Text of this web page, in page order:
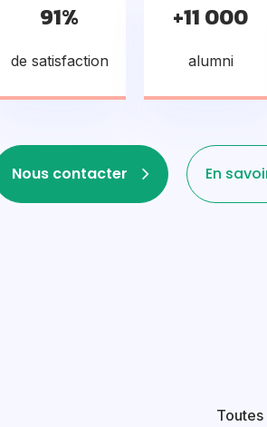
91%
de satisfaction
+11 000
alumni
Nous contacter En